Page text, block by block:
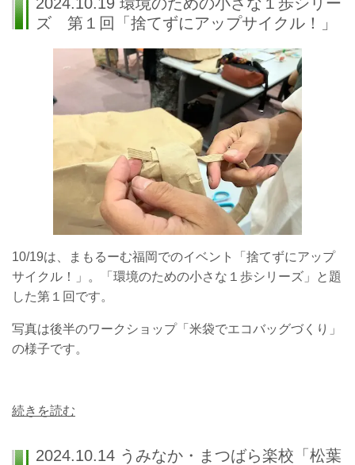
ズ 第１回「捨てずにアップサイクル！」
10/19は、まもるーむ福岡でのイベント「捨てずにアップ
サイクル！」。「環境のための小さな１歩シリーズ」と題
した第１回です。
写真は後半のワークショップ「米袋でエコバッグづくり」
の様子です。
続きを読む
2024.10.14 うみなか・まつばら楽校「松葉